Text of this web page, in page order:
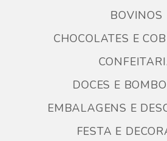
BOVINOS
CHOCOLATES E
DOCES E
EMBALAGENS E
FESTA E